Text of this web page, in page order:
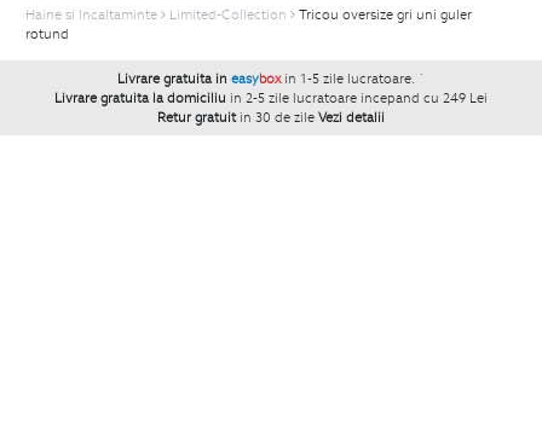
Haine si Incaltaminte Limited-Collection
Tricou oversize gri uni guler
rotund
Livrare gratuita in easybox in 1-5 zile lucratoare. `
Livrare gratuita la domiciliu in 2-5 zile lucratoare incepand cu 249 Lei
Retur gratuit in 30 de zile Vezi detalii